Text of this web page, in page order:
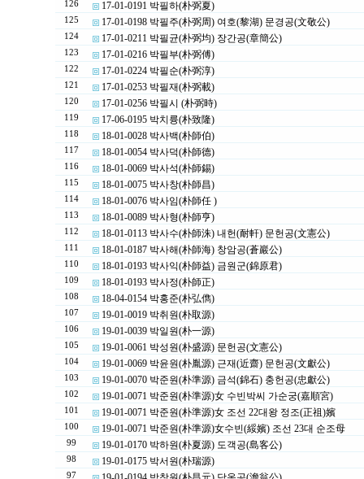
126 17-01-0191 박필하(朴弼夏)
125 17-01-0198 박필주(朴弼周) 여호(黎湖) 문경공(文敬公)
124 17-01-0211 박필균(朴弼均) 장간공(章簡公)
123 17-01-0216 박필부(朴弼傅)
122 17-01-0224 박필순(朴弼淳)
121 17-01-0253 박필재(朴弼載)
120 17-01-0256 박필시 (朴弼時)
119 17-06-0195 박치륭(朴致隆)
118 18-01-0028 박사백(朴師伯)
117 18-01-0054 박사덕(朴師德)
116 18-01-0069 박사석(朴師錫)
115 18-01-0075 박사창(朴師昌)
114 18-01-0076 박사임(朴師任 )
113 18-01-0089 박사형(朴師亨)
112 18-01-0113 박사수(朴師洙) 내헌(耐軒) 문헌공(文憲公)
111 18-01-0187 박사해(朴師海) 창암공(蒼巖公)
110 18-01-0193 박사익(朴師益) 금원군(錦原君)
109 18-01-0193 박사정(朴師正)
108 18-04-0154 박홍준(朴弘儁)
107 19-01-0019 박취원(朴取源)
106 19-01-0039 박일원(朴一源)
105 19-01-0061 박성원(朴盛源) 문헌공(文憲公)
104 19-01-0069 박윤원(朴胤源) 근재(近齋) 문헌공(文獻公)
103 19-01-0070 박준원(朴準源) 금석(錦石) 충헌공(忠獻公)
102 19-01-0071 박준원(朴準源)女 수빈박씨 가순궁(嘉順宮)
101 19-01-0071 박준원(朴準源)女 조선 22대왕 정조(正祖)嬪
100 19-01-0071 박준원(朴準源)女수빈(綏嬪) 조선 23대 순조母
99 19-01-0170 박하원(朴夏源) 도객공(島客公)
98 19-01-0175 박서원(朴瑞源)
97